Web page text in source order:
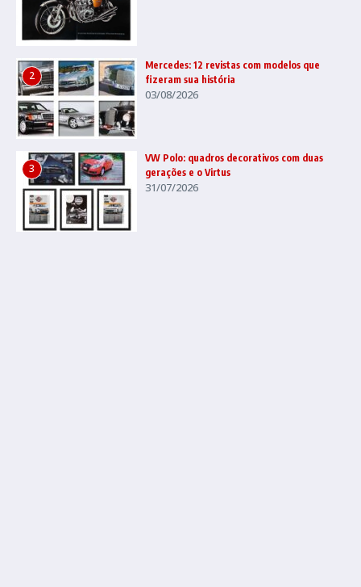
2
Mercedes: 12 revistas com modelos que
fizeram sua história
03/08/2026
3
VW Polo: quadros decorativos com duas
gerações e o Virtus
31/07/2026